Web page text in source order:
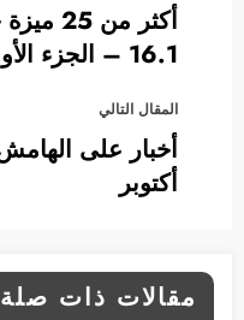
16.1 – الجزء الأول
المقال التالي
أكتوبر
مقالات ذات صلة